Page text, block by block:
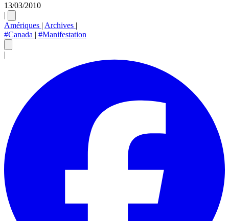
13/03/2010
|
Amériques | Archives |
#Canada | #Manifestation
|